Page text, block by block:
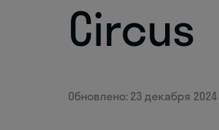
Circus
Обновлено: 23 декабря 2024